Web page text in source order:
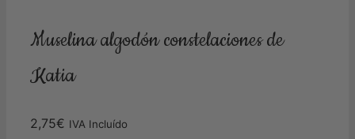
Muselina algodón constelaciones de
Katia
2,75€ IVA Incluído